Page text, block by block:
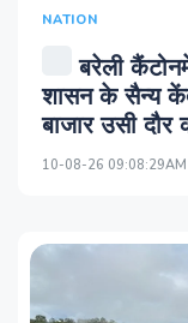
NATION
बरेली
शासन के सैन्य
बाजार उसी
10-08-26 09:08:29AM